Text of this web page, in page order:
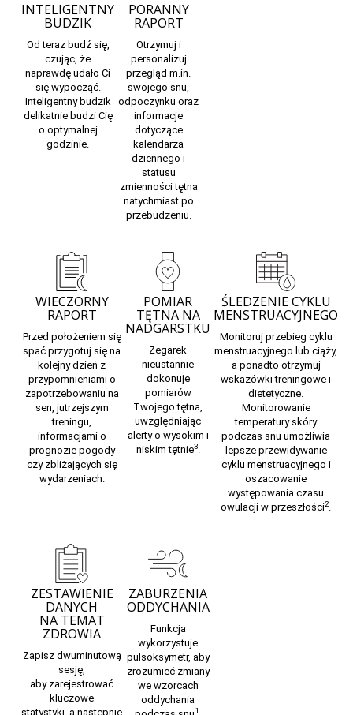
INTELIGENTNY
BUDZIK
Od teraz budź się,
czując, że
naprawdę udało Ci
się wypocząć.
Inteligentny budzik
delikatnie budzi Cię
o optymalnej
godzinie.
PORANNY
RAPORT
Otrzymuj i
personalizuj
przegląd m.in.
swojego snu,
odpoczynku oraz
informacje
dotyczące
kalendarza
dziennego i
statusu
zmienności tętna
natychmiast po
przebudzeniu.
WIECZORNY
RAPORT
Przed położeniem się
spać przygotuj się na
kolejny dzień z
przypomnieniami o
zapotrzebowaniu na
sen, jutrzejszym
treningu,
informacjami o
prognozie pogody
czy zbliżających się
wydarzeniach.
POMIAR
TĘTNA NA
NADGARSTKU
Zegarek
nieustannie
dokonuje
pomiarów
Twojego tętna,
uwzględniając
alerty o wysokim i
niskim tętnie3.
ŚLEDZENIE CYKLU
MENSTRUACYJNEGO
Monitoruj przebieg cyklu
menstruacyjnego lub ciąży,
a ponadto otrzymuj
wskazówki treningowe i
dietetyczne.
Monitorowanie
temperatury skóry
podczas snu umożliwia
lepsze przewidywanie
cyklu menstruacyjnego i
oszacowanie
występowania czasu
owulacji w przeszłości2.
ZESTAWIENIE
DANYCH
NA TEMAT
ZDROWIA
Zapisz dwuminutową
sesję,
aby zarejestrować
kluczowe
statystyki, a następnie
ZABURZENIA
ODDYCHANIA
Funkcja
wykorzystuje
pulsoksymetr, aby
zrozumieć zmiany
we wzorcach
oddychania
1